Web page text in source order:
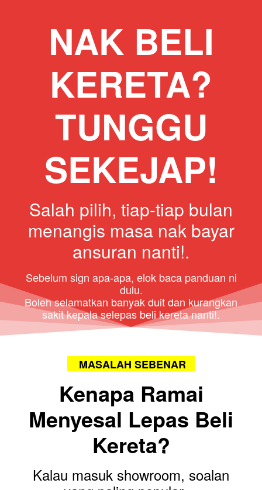
NAK BELI
KERETA?
TUNGGU
SEKEJAP!
Salah pilih, tiap-tiap bulan
menangis masa nak bayar
ansuran nanti!.
Sebelum sign apa-apa, elok baca panduan ni
dulu.
Boleh selamatkan banyak duit dan kurangkan
sakit kepala selepas beli kereta nanti!.
MASALAH SEBENAR
Kenapa Ramai
Menyesal Lepas Beli
Kereta?
Kalau masuk showroom, soalan